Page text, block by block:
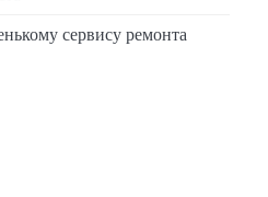
сервису ремонта